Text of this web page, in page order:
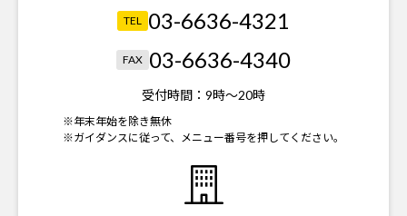
TEL 03-6636-4321
FAX 03-6636-4340
受付時間： 9時～20時
※年末年始を除き無休
※ガイダンスに従って、メニュー番号を押してください。